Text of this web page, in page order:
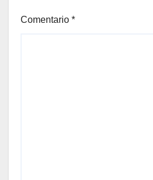
Comentario *